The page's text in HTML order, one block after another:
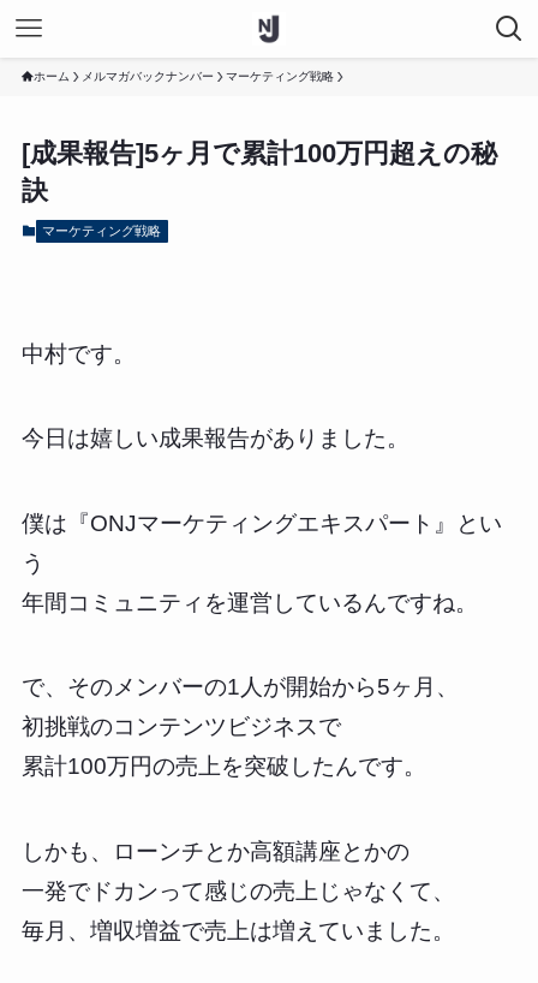
ホーム メルマガバックナンバー マーケティング戦略
[成果報告]5ヶ月で累計100万円超えの秘
訣
マーケティング戦略
中村です。
今日は嬉しい成果報告がありました。
僕は『ONJマーケティングエキスパート』とい
う
年間コミュニティを運営しているんですね。
で、そのメンバーの1人が開始から5ヶ月、
初挑戦のコンテンツビジネスで
累計100万円の売上を突破したんです。
しかも、ローンチとか高額講座とかの
一発でドカンって感じの売上じゃなくて、
毎月、増収増益で売上は増えていました。